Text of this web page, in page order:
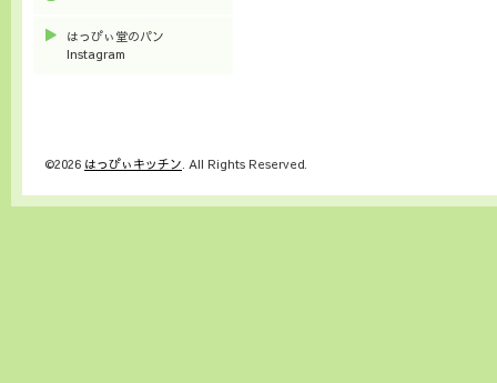
はっぴぃ堂のパン
Instagram
©2026 はっぴぃキッチン. All Rights Reserved.